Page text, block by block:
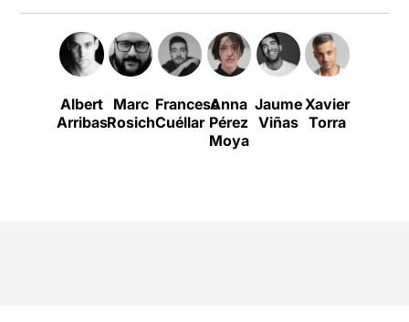
Albert
Arribas
Marc
Rosich
Francesc
Cuéllar
Anna
Pérez
Moya
Jaume
Viñas
Xavier
Torra